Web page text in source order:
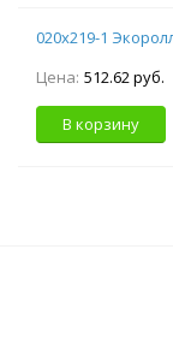
020х219-1
Цена: 512.62 руб.
В корзину